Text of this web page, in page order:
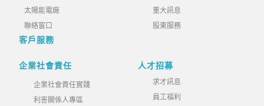
太陽能電廠
聯絡窗口
客戶服務
重大訊息
股東服務
企業社會責任
企業社會責任實踐
利害關係人專區
人才招募
求才訊息
員工福利